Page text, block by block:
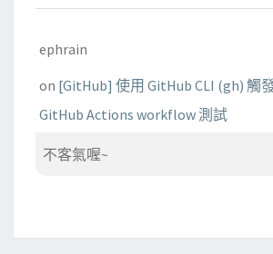
ephrain
on [GitHub] 使用 GitHub CLI (gh) 觸
GitHub Actions workflow 測試
不客氣喔~